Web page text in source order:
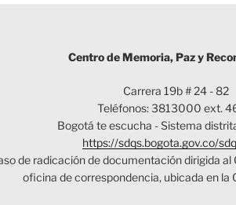
Centro de Memoria, Paz y
Carrera 19b # 24 - 82
Teléfonos: 3813000 ext.
Bogotá te escucha - Sistema
https://sdqs.bogota.gov.co/
de radicación de documentación dirigida al
oficina de correspondencia, ubicada en la